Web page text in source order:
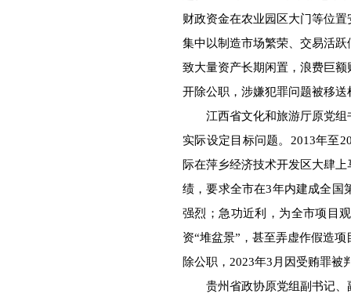
财政资金在农业园区大门等位
集中以制造市场繁荣、交易活
致大量资产长期闲置，浪费巨
开除公职，涉嫌犯罪问题被移
江西省文化和旅游厅原党组
实际设定目标问题。2013年至
际在萍乡经济技术开发区大肆
绩，要求全市在3年内建成全国
强烈；急功近利，为全市项目
资“堆盆景”，甚至弄虚作假造
除公职，2023年3月因受贿罪被
贵州省政协原党组副书记、